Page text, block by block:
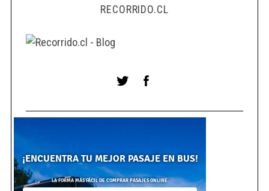
RECORRIDO.CL